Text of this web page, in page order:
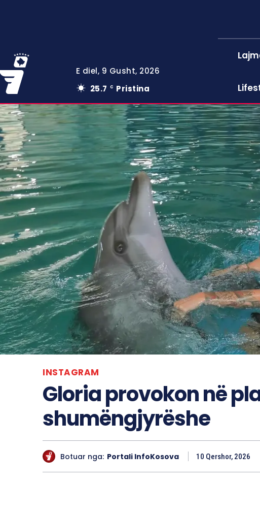
E diel, 9 Gusht, 2026
25.7
C Pristina
INSTAGRAM
Gloria provokon në
shumëngjyrëshe
Botuar nga: Portali InfoKosova 10 Qershor, 2026